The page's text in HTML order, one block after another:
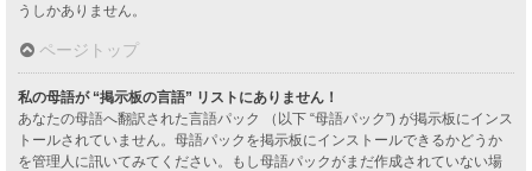
うしかありません。
ページトップ
私の母語が “掲示板の言語” リストにありません！
あなたの母語へ翻訳された言語パック （以下 “母語パック”) が掲示板にインス
トールされていません。母語パックを掲示板にインストールできるかどうか
を管理人に訊いてみてください。もし母語パックがまだ作成されていない場